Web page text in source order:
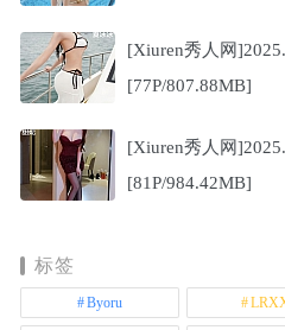
[Xiuren秀人网
[77P/807.88MB]
[Xiuren秀人网
[81P/984.42MB]
标签
Byoru